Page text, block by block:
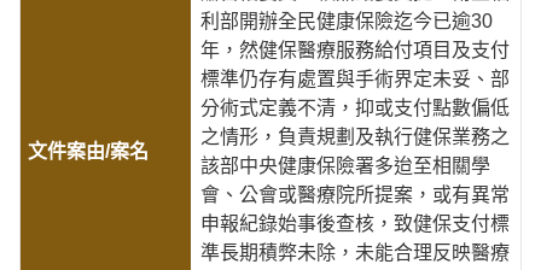
利部開辦全民健康保險迄今已逾30
年，然健保醫療服務給付項目及支付
標準仍存有處置與手術界定未妥、部
分術式定義不清，抑或支付點數偏低
之情形，負責規劃及執行健保業務之
該部中央健康保險署多迨至相關學
會、公會或醫療院所提案，或有異常
申報紀錄始事後查核，致健保支付標
準長期積弊未除，未能合理反映醫療